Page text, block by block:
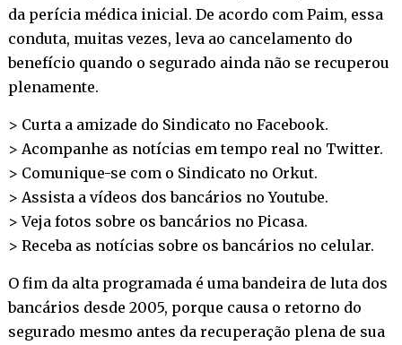
da perícia médica inicial. De acordo com Paim, essa
conduta, muitas vezes, leva ao cancelamento do
benefício quando o segurado ainda não se recuperou
plenamente.
> Curta a amizade do Sindicato no Facebook.
> Acompanhe as notícias em tempo real no Twitter.
> Comunique-se com o Sindicato no Orkut.
> Assista a vídeos dos bancários noYoutube.
> Veja fotos sobre os bancários no Picasa.
> Receba as notícias sobre os bancários no celular.
O fim da alta programada é uma bandeira de luta dos
bancários desde 2005, porque causa o retorno do
segurado mesmo antes da recuperação plena de sua